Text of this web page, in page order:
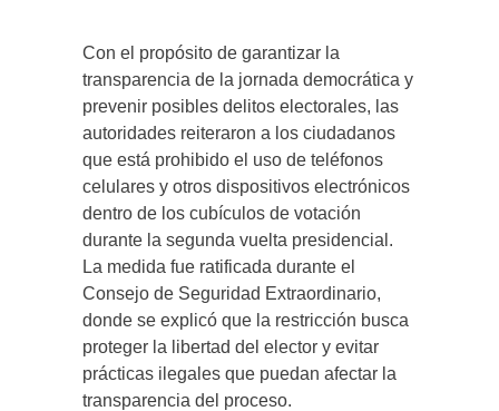
Con el propósito de garantizar la
transparencia de la jornada democrática y
prevenir posibles delitos electorales, las
autoridades reiteraron a los ciudadanos
que está prohibido el uso de teléfonos
celulares y otros dispositivos electrónicos
dentro de los cubículos de votación
durante la segunda vuelta presidencial.
La medida fue ratificada durante el
Consejo de Seguridad Extraordinario,
donde se explicó que la restricción busca
proteger la libertad del elector y evitar
prácticas ilegales que puedan afectar la
transparencia del proceso.